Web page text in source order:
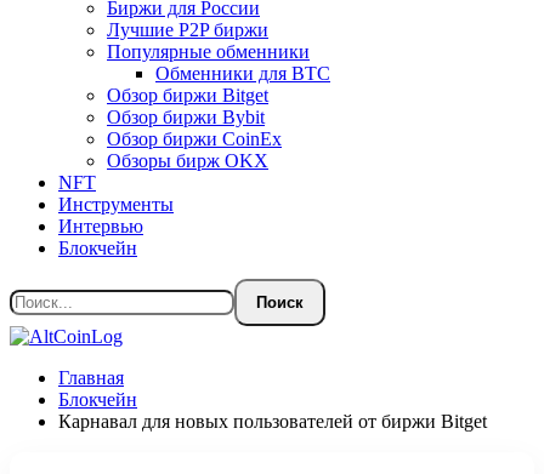
Биржи для России
Лучшие P2P биржи
Популярные обменники
Обменники для BTC
Обзор биржи Bitget
Обзор биржи Bybit
Обзор биржи CoinEx
Обзоры бирж OKX
NFT
Инструменты
Интервью
Блокчейн
Главная
Блокчейн
Карнавал для новых пользователей от биржи Bitget